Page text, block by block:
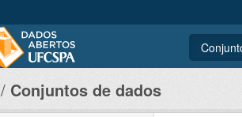
Conjuntos de dados